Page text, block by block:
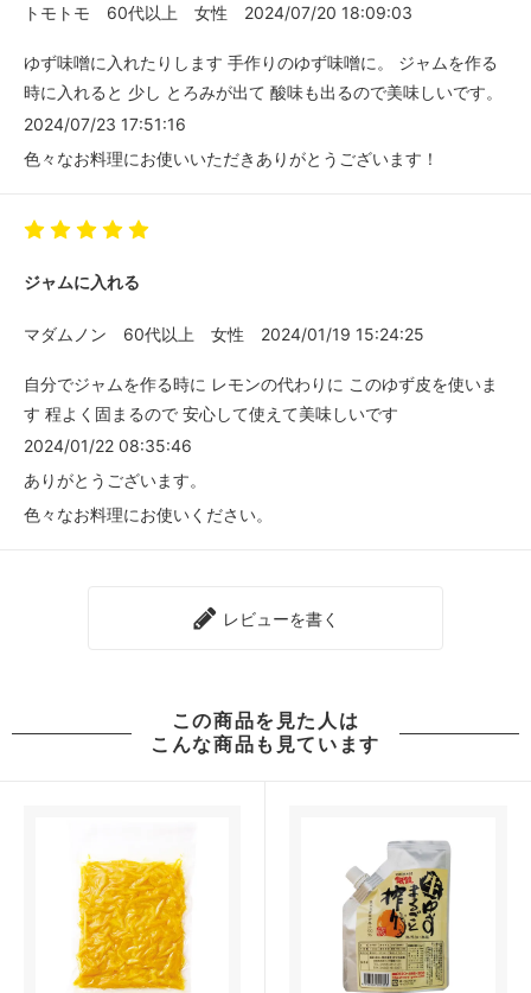
トモトモ 60代以上 女性 2024/07/20 18:09:03
ゆず味噌に入れたりします 手作りのゆず味噌に。 ジャムを作る
時に入れると 少し とろみが出て 酸味も出るので美味しいです。
2024/07/23 17:51:16
色々なお料理にお使いいただきありがとうございます！
ジャムに入れる
マダムノン 60代以上 女性 2024/01/19 15:24:25
自分でジャムを作る時に レモンの代わりに このゆず皮を使いま
す 程よく固まるので 安心して使えて美味しいです
2024/01/22 08:35:46
ありがとうございます。
色々なお料理にお使いください。
レビューを書く
この商品を見た人は
こんな商品も見ています